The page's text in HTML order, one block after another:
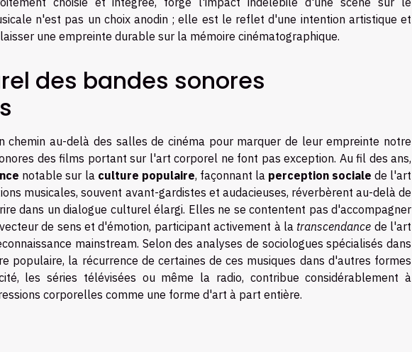
n'est pas un choix anodin ; elle est le reflet d'une intention artistique et
une empreinte durable sur la mémoire cinématographique.
des bandes sonores
chemin au-delà des salles de cinéma pour marquer de leur empreinte notre
des films portant sur l'art corporel ne font pas exception. Au fil des ans,
notable sur la culture populaire, façonnant la perception sociale de l'art
musicales, souvent avant-gardistes et audacieuses, réverbèrent au-delà de
dans un dialogue culturel élargi. Elles ne se contentent pas d'accompagner
de sens et d'émotion, participant activement à la transcendance de l'art
mainstream. Selon des analyses de sociologues spécialisés dans
populaire, la récurrence de certaines de ces musiques dans d'autres formes
les séries télévisées ou même la radio, contribue considérablement à
corporelles comme une forme d'art à part entière.